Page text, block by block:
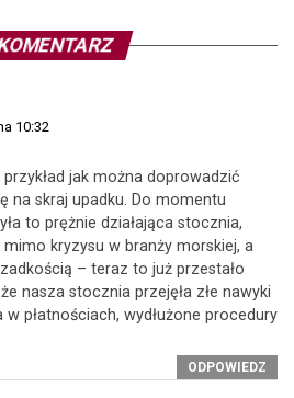
10:32
jak można doprowadzić
na skraj upadku. Do momentu
to prężnie działająca stocznia,
kryzysu w branży morskiej, a
– teraz to już przestało
nasza stocznia przejęła złe nawyki
płatnościach, wydłużone procedury
ODPOWIEDZ